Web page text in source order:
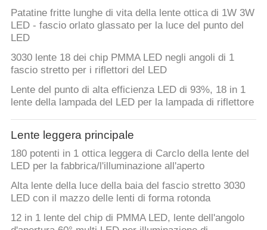
Patatine fritte lunghe di vita della lente ottica di 1W 3W
LED - fascio orlato glassato per la luce del punto del
LED
3030 lente 18 dei chip PMMA LED negli angoli di 1
fascio stretto per i riflettori del LED
Lente del punto di alta efficienza LED di 93%, 18 in 1
lente della lampada del LED per la lampada di riflettore
Lente leggera principale
180 potenti in 1 ottica leggera di Carclo della lente del
LED per la fabbrica/l'illuminazione all'aperto
Alta lente della luce della baia del fascio stretto 3030
LED con il mazzo delle lenti di forma rotonda
12 in 1 lente del chip di PMMA LED, lente dell'angolo